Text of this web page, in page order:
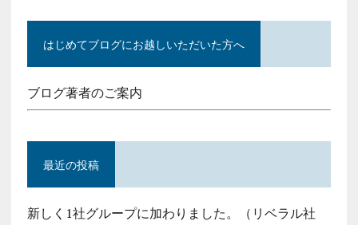
はじめてブログにお越しいただいた方へ
ブログ著者のご案内
最近の投稿
新しく1社グループに加わりました。（リベラル社